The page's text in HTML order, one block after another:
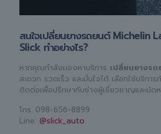
สนใจเปลี่ยนยางรถยนต์ Michelin
Slick ทำอย่างไร?
หากคุณกำลังมองหาบริการ เปลี่ยนยางร
สะดวก รวดเร็ว และมั่นใจได้ เลือกใช้บริกา
ติดต่อเพื่อปรึกษากับช่างผู้เชี่ยวชาญและนัด
โทร. 098-656-8899
Line: @slick_auto